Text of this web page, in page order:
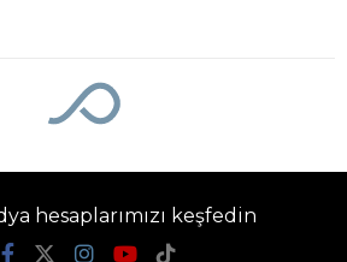
hesaplarımızı keşfedin